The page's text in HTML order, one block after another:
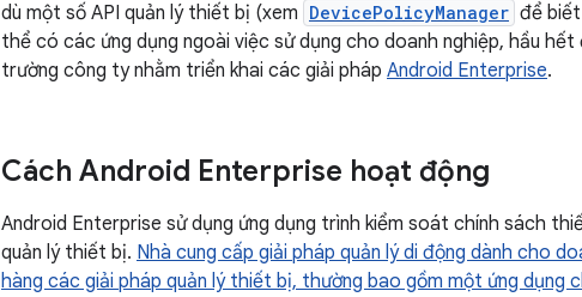
dù một số API quản lý thiết bị (xem DevicePolicyManager để
thể có các ứng dụng ngoài việc sử dụng cho doanh nghiệp, hầu
trường công ty nhằm triển khai các giải pháp Android Enterprise.
Cách Android Enterprise hoạt động
Android Enterprise sử dụng ứng dụng trình kiểm soát chính sách
quản lý thiết bị. Nhà cung cấp giải pháp quản lý di động dành cho
hàng các giải pháp quản lý thiết bị, thường bao gồm một ứng